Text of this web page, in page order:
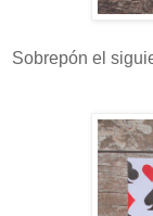
Sobrepón el